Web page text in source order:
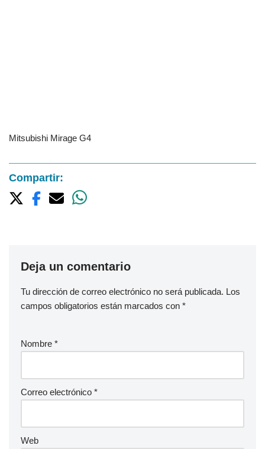
Mitsubishi Mirage G4
Compartir:
Deja un comentario
Tu dirección de correo electrónico no será publicada. Los
campos obligatorios están marcados con *
Nombre *
Correo electrónico *
Web